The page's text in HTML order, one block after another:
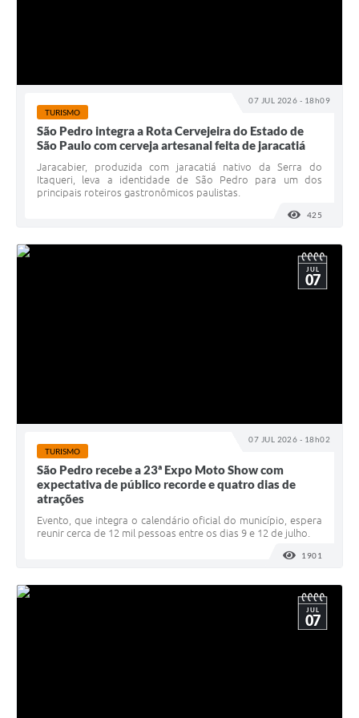
07 JUL 2026 - 18h09
TURISMO
São Pedro integra a Rota Cervejeira do Estado de
São Paulo com cerveja artesanal feita de jaracatiá
Jaracabier, produzida com jaracatiá nativo da Serra do
Itaqueri, leva a identidade de São Pedro para um dos
principais roteiros gastronômicos paulistas.
425
07 JUL 2026 - 18h02
JUL
07
TURISMO
São Pedro recebe a 23ª Expo Moto Show com
expectativa de público recorde e quatro dias de
atrações
Evento, que integra o calendário oficial do município, espera
reunir cerca de 12 mil pessoas entre os dias 9 e 12 de julho.
1901
JUL
07